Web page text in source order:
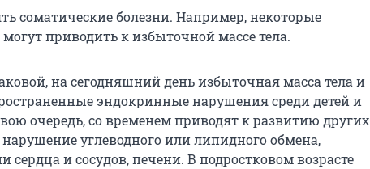
соматические болезни. Например, некоторые
приводить к избыточной массе тела.
на сегодняшний день избыточная масса тела и
эндокринные нарушения среди детей и
очередь, со временем приводят к развитию других
углеводного или липидного обмена,
сердца и сосудов, печени. В подростковом возрасте